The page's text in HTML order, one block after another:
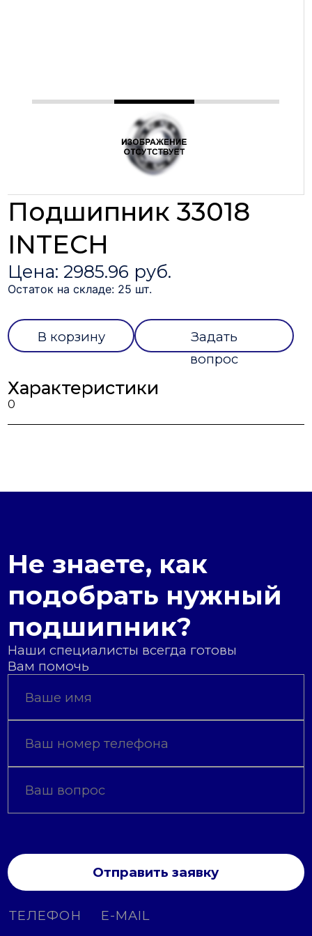
Подшипник 33018
INTECH
Цена: 2985.96 руб.
Остаток на складе: 25 шт.
В корзину
Задать
вопрос
Характеристики
0
Не знаете, как
подобрать нужный
подшипник?
Наши специалисты всегда готовы
Вам помочь
Отправить заявку
ТЕЛЕФОН E-MAIL